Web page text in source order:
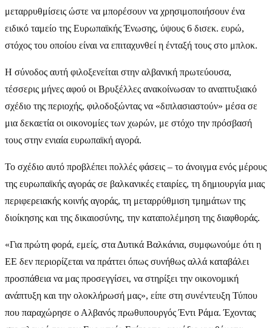
μεταρρυθμίσεις ώστε να μπορέσουν να χρησιμοποιήσουν ένα
ειδικό ταμείο της Ευρωπαϊκής Ένωσης, ύψους 6 δισεκ. ευρώ,
στόχος του οποίου είναι να επιταχυνθεί η ένταξή τους στο μπλοκ.
Η σύνοδος αυτή φιλοξενείται στην αλβανική πρωτεύουσα,
τέσσερις μήνες αφού οι Βρυξέλλες ανακοίνωσαν το αναπτυξιακό
σχέδιο της περιοχής, φιλοδοξώντας να «διπλασιαστούν» μέσα σε
μια δεκαετία οι οικονομίες των χωρών, με στόχο την πρόσβασή
τους στην ενιαία ευρωπαϊκή αγορά.
Το σχέδιο αυτό προβλέπει πολλές φάσεις – το άνοιγμα ενός μέρους
της ευρωπαϊκής αγοράς σε βαλκανικές εταιρίες, τη δημιουργία μιας
περιφερειακής κοινής αγοράς, τη μεταρρύθμιση τμημάτων της
διοίκησης και της δικαιοσύνης, την καταπολέμηση της διαφθοράς.
«Για πρώτη φορά, εμείς, στα Δυτικά Βαλκάνια, συμφωνούμε ότι η
ΕΕ δεν περιορίζεται να πράττει όπως συνήθως αλλά καταβάλει
προσπάθεια να μας προσεγγίσει, να στηρίξει την οικονομική
ανάπτυξη και την ολοκλήρωσή μας», είπε στη συνέντευξη Τύπου
που παραχώρησε ο Αλβανός πρωθυπουργός Έντι Ράμα. Έχοντας